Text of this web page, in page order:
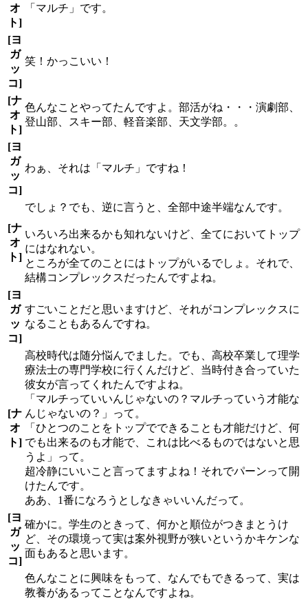
オ
ト]
「マルチ」です。
[ヨ
ガ
ッ
コ]
笑！かっこいい！
[ナ
オ
ト]
色んなことやってたんですよ。部活がね・・・演劇部、
登山部、スキー部、軽音楽部、天文学部。。
[ヨ
ガ
ッ
コ]
わぁ、それは「マルチ」ですね！
[ナ
オ
ト]
でしょ？でも、逆に言うと、全部中途半端なんです。
いろいろ出来るかも知れないけど、全てにおいてトップ
にはなれない。
ところが全てのことにはトップがいるでしょ。それで、
結構コンプレックスだったんですよね。
[ヨ
ガ
ッ
コ]
すごいことだと思いますけど、それがコンプレックスに
なることもあるんですね。
[ナ
オ
ト]
高校時代は随分悩んでました。でも、高校卒業して理学
療法士の専門学校に行くんだけど、当時付き合っていた
彼女が言ってくれたんですよね。
「マルチっていいんじゃないの？マルチっていう才能な
んじゃないの？」って。
「ひとつのことをトップでできることも才能だけど、何
でも出来るのも才能で、これは比べるものではないと思
うよ」って。
超冷静にいいこと言ってますよね！それでパーンって開
けたんです。
ああ、1番になろうとしなきゃいいんだって。
[ヨ
ガ
ッ
コ]
確かに。学生のときって、何かと順位がつきまとうけ
ど、その環境って実は案外視野が狭いというかキケンな
面もあると思います。
色んなことに興味をもって、なんでもできるって、実は
教養があるってことなんですよね。